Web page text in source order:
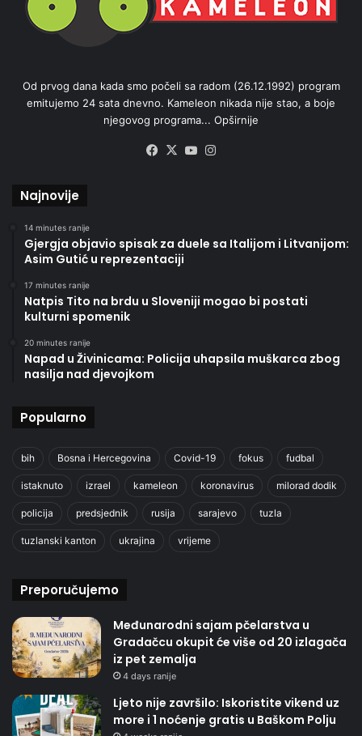
Od prvog dana kada smo počeli sa radom (26.12.1992) program
emitujemo 24 sata dnevno. Kameleon nikada nije stao, a boje
njegovog programa... Opširnije
Facebook
X YouTube
Najnovije
14 minutes ranije
Gjergja objavio spisak za duele sa Italijom i Litvanijom:
Asim Gutić u reprezentaciji
17 minutes ranije
Natpis Tito na brdu u Sloveniji mogao bi postati
kulturni spomenik
20 minutes ranije
Napad u Živinicama: Policija uhapsila muškarca zbog
nasilja nad djevojkom
Popularno
bih Bosna i Hercegovina Covid-19 fokus fudbal
istaknuto izrael kameleon koronavirus milorad dodik
policija predsjednik rusija sarajevo tuzla
tuzlanski kanton ukrajina vrijeme
Preporučujemo
Međunarodni sajam pčelarstva u
Gradačcu okupit će više od 20 izlagača
iz pet zemalja
4 days ranije
Ljeto nije završilo: Iskoristite vikend uz
more i 1 noćenje gratis u Baškom Polju